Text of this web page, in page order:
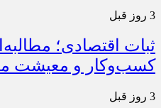
3 روز قبل
ثبات اقتصادی؛
کسب‌وکار و معیشت
3 روز قبل